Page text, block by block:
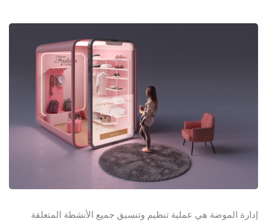
إدارة الموضة هي عملية تنظيم وتنسيق جميع الأنشطة المتعلقة